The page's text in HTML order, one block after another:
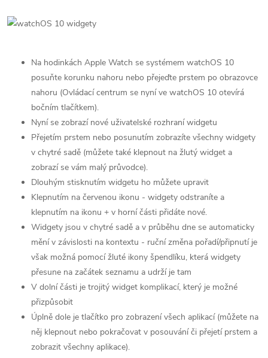
Na hodinkách Apple Watch se systémem watchOS 10
posuňte korunku nahoru nebo přejeďte prstem po obrazovce
nahoru (Ovládací centrum se nyní ve watchOS 10 otevírá
bočním tlačítkem).
Nyní se zobrazí nové uživatelské rozhraní widgetu
Přejetím prstem nebo posunutím zobrazíte všechny widgety
v chytré sadě (můžete také klepnout na žlutý widget a
zobrazí se vám malý průvodce).
Dlouhým stisknutím widgetu ho můžete upravit
Klepnutím na červenou ikonu - widgety odstraníte a
klepnutím na ikonu + v horní části přidáte nové.
Widgety jsou v chytré sadě a v průběhu dne se automaticky
mění v závislosti na kontextu - ruční změna pořadí/připnutí je
však možná pomocí žluté ikony špendlíku, která widgety
přesune na začátek seznamu a udrží je tam
V dolní části je trojitý widget komplikací, který je možné
přizpůsobit
Úplně dole je tlačítko pro zobrazení všech aplikací (můžete na
něj klepnout nebo pokračovat v posouvání či přejetí prstem a
zobrazit všechny aplikace).